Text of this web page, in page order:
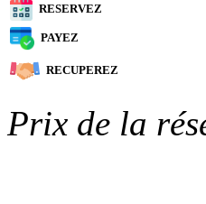
RESERVEZ
PAYEZ
RECUPEREZ
Prix de la